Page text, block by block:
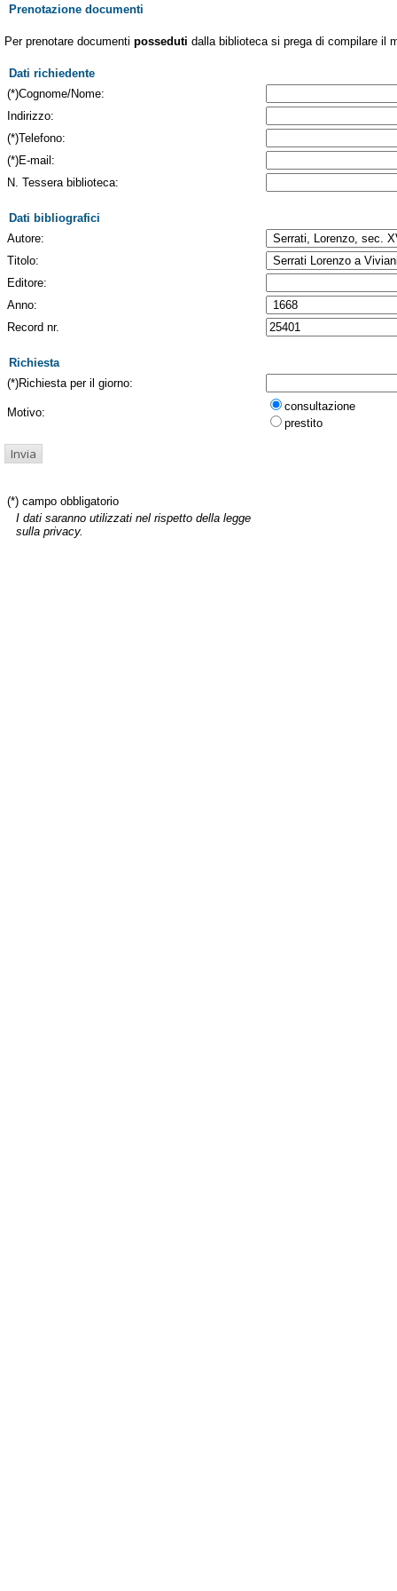
Prenotazione documenti
Per prenotare documenti posseduti dalla biblioteca si prega di compilare il
Dati richiedente
(*)Cognome/Nome:
Indirizzo:
(*)Telefono:
(*)E-mail:
N. Tessera biblioteca:
Dati bibliografici
Autore:
Titolo:
Editore:
Anno:
Record nr.
Richiesta
(*)Richiesta per il giorno:
Motivo:
consultazione
prestito
(*) campo obbligatorio
I dati saranno utilizzati nel rispetto della legge
sulla privacy.